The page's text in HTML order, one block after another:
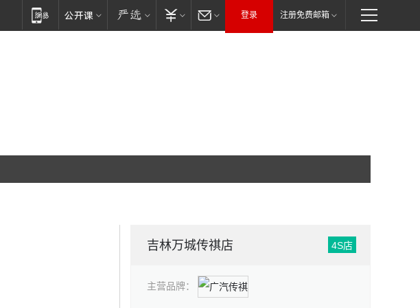
登录 注册免费邮箱
吉林万城传祺店 4S店
主营品牌：